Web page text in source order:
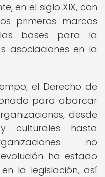
en el siglo XIX, con
primeros marcos
bases para la
asociaciones en la
el Derecho de
para abarcar
desde
culturales hasta
no
ha estado
la legislación, así